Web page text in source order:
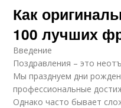
Как
100 лучших
Введение
Поздравления – это
Мы празднуем дни
профессиональные
Однако часто бывает